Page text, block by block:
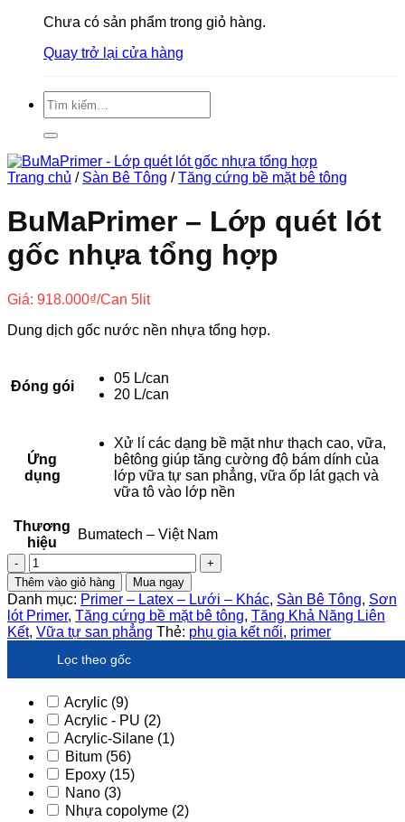
Chưa có sản phẩm trong giỏ hàng.
Quay trở lại cửa hàng
Tìm
kiếm:
Trang chủ / Sàn Bê Tông / Tăng cứng bề mặt bê tông
BuMaPrimer – Lớp quét lót
gốc nhựa tổng hợp
Giá: 918.000₫/Can 5lit
Dung dịch gốc nước nền nhựa tổng hợp.
Đóng gói
05 L/can
20 L/can
Ứng
dụng
Xử lí các dạng bề mặt như thạch cao, vữa,
bêtông giúp tăng cường độ bám dính của
lớp vữa tự san phẳng, vữa ốp lát gạch và
vữa tô vào lớp nền
Thương
hiệu
Bumatech – Việt Nam
BuMaPrimer
-
Lớp
quét
lót
gốc
nhựa
số
lượng
Thêm vào giỏ hàng Mua ngay
Danh mục: Primer – Latex – Lưới – Khác, Sàn Bê Tông, Sơn
lót Primer, Tăng cứng bề mặt bê tông, Tăng Khả Năng Liên
Kết, Vữa tự san phẳng Thẻ: phụ gia kết nối, primer
Lọc theo gốc
Acrylic (9)
Acrylic - PU (2)
Acrylic-Silane (1)
Bitum (56)
Epoxy (15)
Nano (3)
Nhựa copolyme (2)